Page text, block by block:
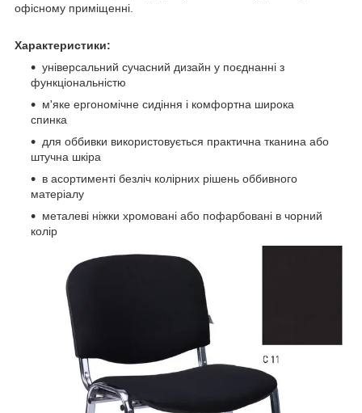
офісному приміщенні.
Характеристики:
універсальний сучасний дизайн у поєднанні з
функціональністю
м'яке ергономічне сидіння і комфортна широка
спинка
для оббивки використовується практична тканина або
штучна шкіра
в асортименті безліч колірних рішень оббивного
матеріалу
металеві ніжки хромовані або пофарбовані в чорний
колір